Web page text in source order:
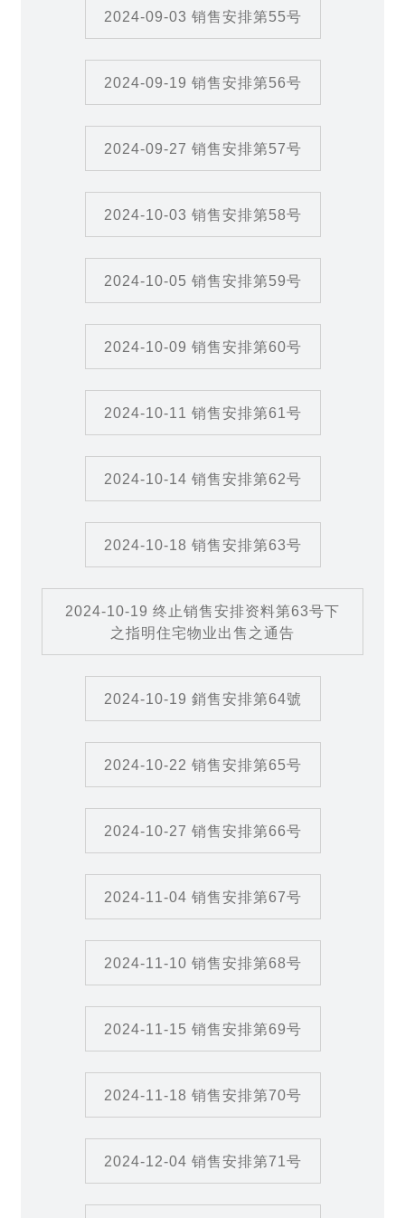
2024-09-03 销售安排第55号
2024-09-19 销售安排第56号
2024-09-27 销售安排第57号
2024-10-03 销售安排第58号
2024-10-05 销售安排第59号
2024-10-09 销售安排第60号
2024-10-11 销售安排第61号
2024-10-14 销售安排第62号
2024-10-18 销售安排第63号
2024-10-19 终止销售安排资料第63号下
之指明住宅物业出售之通告
2024-10-19 銷售安排第64號
2024-10-22 销售安排第65号
2024-10-27 销售安排第66号
2024-11-04 销售安排第67号
2024-11-10 销售安排第68号
2024-11-15 销售安排第69号
2024-11-18 销售安排第70号
2024-12-04 销售安排第71号